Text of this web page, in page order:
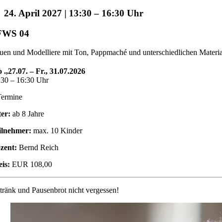
24. April 2027 | 13:30 – 16:30
04
und Modelliere mit Ton, Pappmaché und unterschiedlichen
.,27.07. – Fr., 31.07.2026
– 16:30 Uhr
ab 8 Jahre
max. 10 Kinder
Bernd Reich
EUR 108,00
und Pausenbrot nicht vergessen!